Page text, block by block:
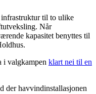
til to ulike
Når
kapasitet benyttes til
i valgkampen klart nei til en
der havvindinstallasjonen